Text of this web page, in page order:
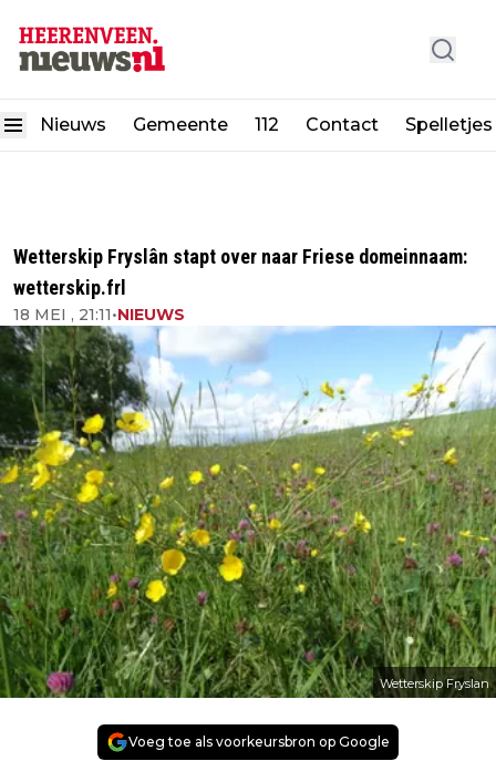
Nieuws Gemeente 112 Contact Spelletjes
Wetterskip Fryslân stapt over naar Friese domeinnaam:
wetterskip.frl
18 MEI , 21:11•NIEUWS
Wetterskip Fryslan
Voeg toe als voorkeursbron op Google